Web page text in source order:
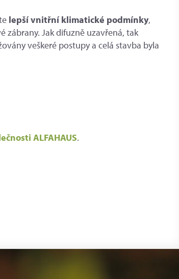
lepší vnitřní klimatické podmínky,
zábrany. Jak difuzně uzavřená, tak
veškeré postupy a celá stavba byla
ALFAHAUS.